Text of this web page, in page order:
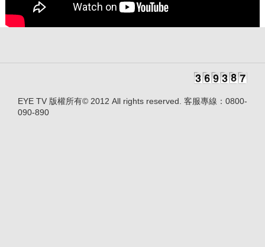
EYE TV 版權所有© 2012 All rights reserved. 客服專線：0800-
090-890